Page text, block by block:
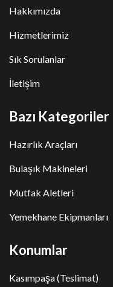
Hakkımızda
Hizmetlerimiz
Sık Sorulanlar
İletişim
Bazı Kategoriler
Hazırlık Araçları
Bulaşık Makineleri
Mutfak Aletleri
Yemekhane Ekipmanları
Konumlar
Kasımpaşa (Teslimat)